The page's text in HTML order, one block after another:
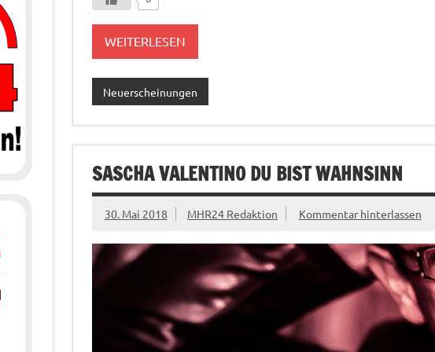
WEITERLESEN
Neuerscheinungen
SASCHA VALENTINO DU BIST WAHNSINN
30. Mai 2018 MHR24 Redaktion Kommentar hinterlassen